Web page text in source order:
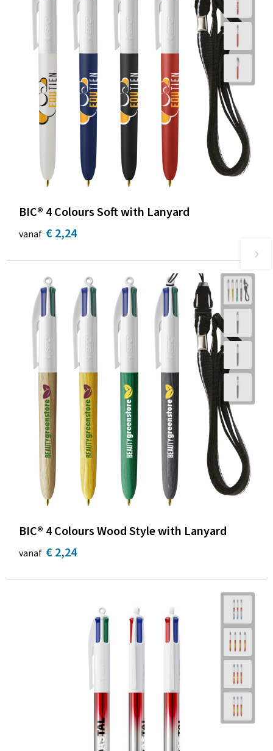
BIC® 4 Colours Soft with Lanyard
vanaf € 2,24
BIC® 4 Colours Wood Style with Lanyard
vanaf € 2,24